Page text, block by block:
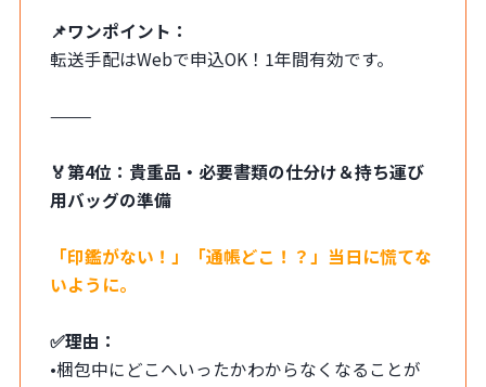
📌ワンポイント：
転送手配はWebで申込OK！1年間有効です。
⸻
🏅第4位：貴重品・必要書類の仕分け＆持ち運び
用バッグの準備
「印鑑がない！」「通帳どこ！？」当日に慌てな
いように。
✅理由：
•梱包中にどこへいったかわからなくなることが